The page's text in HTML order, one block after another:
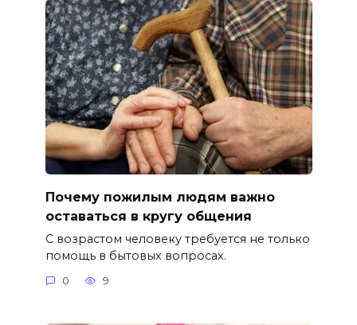
Почему пожилым людям важно
оставаться в кругу общения
С возрастом человеку требуется не только
помощь в бытовых вопросах.
0 9